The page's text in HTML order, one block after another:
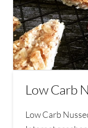
Low Carb
Low Carb